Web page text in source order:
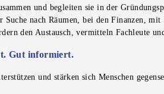
und begleiten sie in der
Suche nach Räumen, bei den Finanzen,
den Austausch, vermitteln Fachleute
Gut informiert.
und stärken sich Menschen